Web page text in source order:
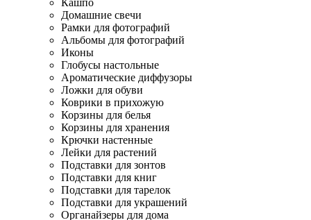
Кашпо
Домашние свечи
Рамки для фотографий
Альбомы для фотографий
Иконы
Глобусы настольные
Ароматические диффузоры
Ложки для обуви
Коврики в прихожую
Корзины для белья
Корзины для хранения
Крючки настенные
Лейки для растений
Подставки для зонтов
Подставки для книг
Подставки для тарелок
Подставки для украшений
Органайзеры для дома